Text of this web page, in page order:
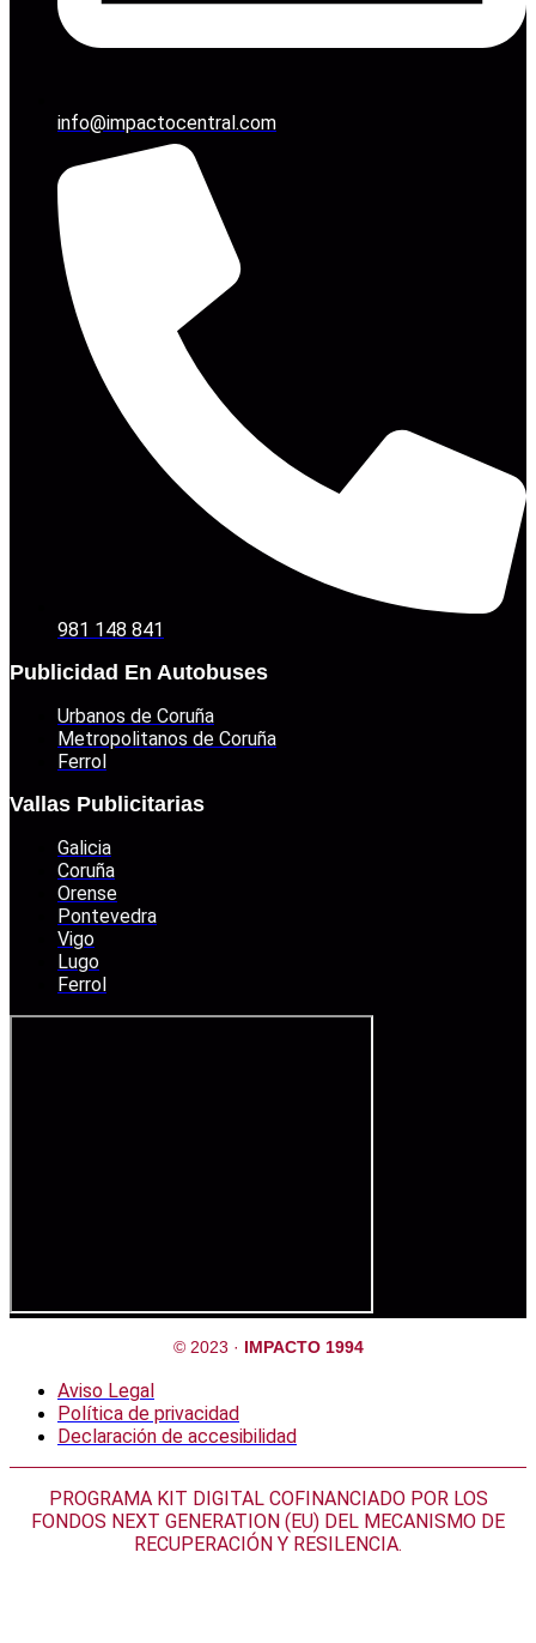
info@impactocentral.com
981 148 841
Publicidad En Autobuses
Urbanos de Coruña
Metropolitanos de Coruña
Ferrol
Vallas Publicitarias
Galicia
Coruña
Orense
Pontevedra
Vigo
Lugo
Ferrol
© 2023 · IMPACTO 1994
Aviso Legal
Política de privacidad
Declaración de accesibilidad
PROGRAMA KIT DIGITAL COFINANCIADO POR LOS
FONDOS NEXT GENERATION (EU) DEL MECANISMO DE
RECUPERACIÓN Y RESILENCIA.